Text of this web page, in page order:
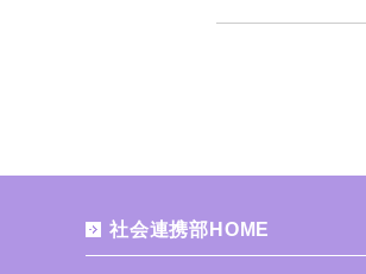
社会連携部HOME